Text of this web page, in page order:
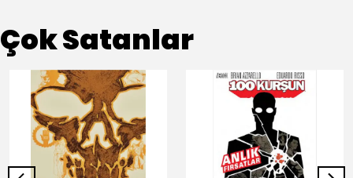
Çok Satanlar